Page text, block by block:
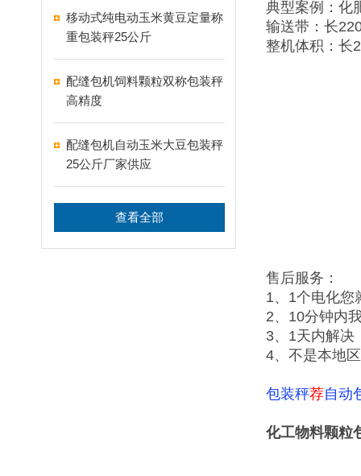
移动式纯电动玉米黄豆定量称
重包装秤25公斤
配缝包机饲料颗粒双称包装秤
高精度
配缝包机自动玉米大豆包装秤
25公斤厂家供应
查看全部
典型案例：化
输送带：长
整机体积：长
售后服务：
1、1个电化您
2、10分钟内
3、1天内解决
4、不是本地
包装秤荐自动
化工物料颗粒